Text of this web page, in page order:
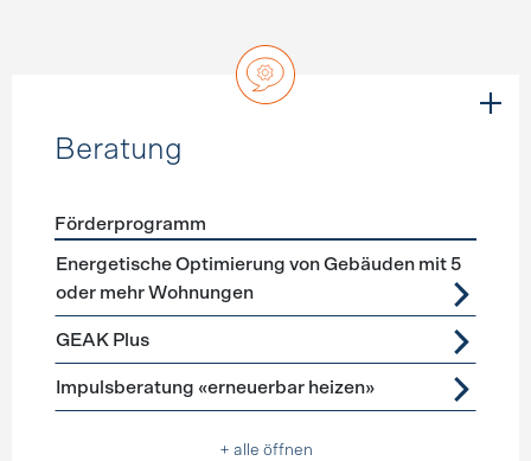
Beratung
Förderprogramme Beratung
Förderprogramm
Energetische Optimierung von Gebäuden mit 5
oder mehr Wohnungen
GEAK Plus
Impulsberatung «erneuerbar heizen»
+ alle öffnen